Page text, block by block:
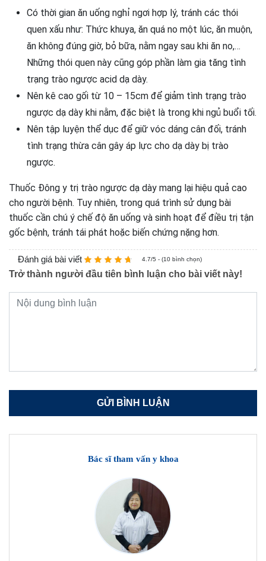
Có thời gian ăn uống nghỉ ngơi hợp lý, tránh các thói
quen xấu như: Thức khuya, ăn quá no một lúc, ăn muộn,
ăn không đúng giờ, bỏ bữa, nằm ngay sau khi ăn no,…
Những thói quen này cũng góp phần làm gia tăng tình
trạng trào ngược acid dạ dày.
Nên kê cao gối từ 10 – 15cm để giảm tình trạng trào
ngược dạ dày khi nằm, đặc biệt là trong khi ngủ buổi tối.
Nên tập luyện thể dục để giữ vóc dáng cân đối, tránh
tình trạng thừa cân gây áp lực cho dạ dày bị trào
ngược.
Thuốc Đông y trị trào ngược dạ dày mang lại hiệu quả cao
cho người bệnh. Tuy nhiên, trong quá trình sử dụng bài
thuốc cần chú ý chế độ ăn uống và sinh hoạt để điều trị tận
gốc bệnh, tránh tái phát hoặc biến chứng nặng hơn.
Đánh giá bài viết 4.7/5 - (10 bình chọn)
Trở thành người đầu tiên bình luận cho bài viết này!
Bác sĩ tham vấn y khoa